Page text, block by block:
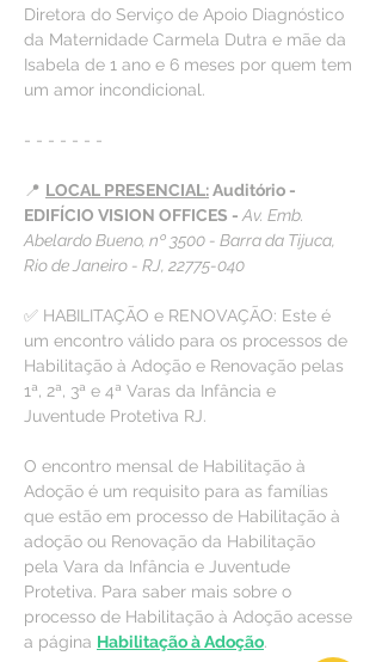
Diretora do Serviço de Apoio Diagnóstico
da Maternidade Carmela Dutra e mãe da
Isabela de 1 ano e 6 meses por quem tem
um amor incondicional.
- - - - - - -
📍 LOCAL PRESENCIAL: Auditório -
EDIFÍCIO VISION OFFICES - Av. Emb.
Abelardo Bueno, nº 3500 - Barra da Tijuca,
Rio de Janeiro - RJ, 22775-040
✅ HABILITAÇÃO e RENOVAÇÃO: Este é
um encontro válido para os processos de
Habilitação à Adoção e Renovação pelas
1ª, 2ª, 3ª e 4ª Varas da Infância e
Juventude Protetiva RJ.
O encontro mensal de Habilitação à
Adoção é um requisito para as famílias
que estão em processo de Habilitação à
adoção ou Renovação da Habilitação
pela Vara da Infância e Juventude
Protetiva. Para saber mais sobre o
processo de Habilitação à Adoção acesse
a página Habilitação à Adoção.